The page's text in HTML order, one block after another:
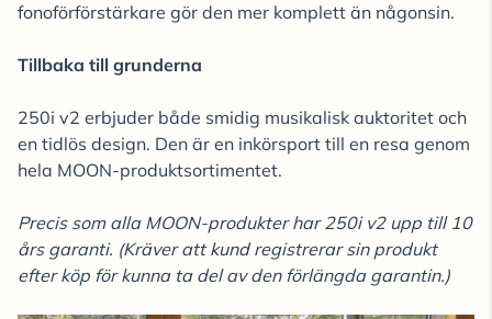
fonoförförstärkare gör den mer komplett än någonsin.
Tillbaka till grunderna
250i v2 erbjuder både smidig musikalisk auktoritet och
en tidlös design. Den är en inkörsport till en resa genom
hela MOON-produktsortimentet.
Precis som alla MOON-produkter har 250i v2 upp till 10
års garanti. (Kräver att kund registrerar sin produkt
efter köp för kunna ta del av den förlängda garantin.)